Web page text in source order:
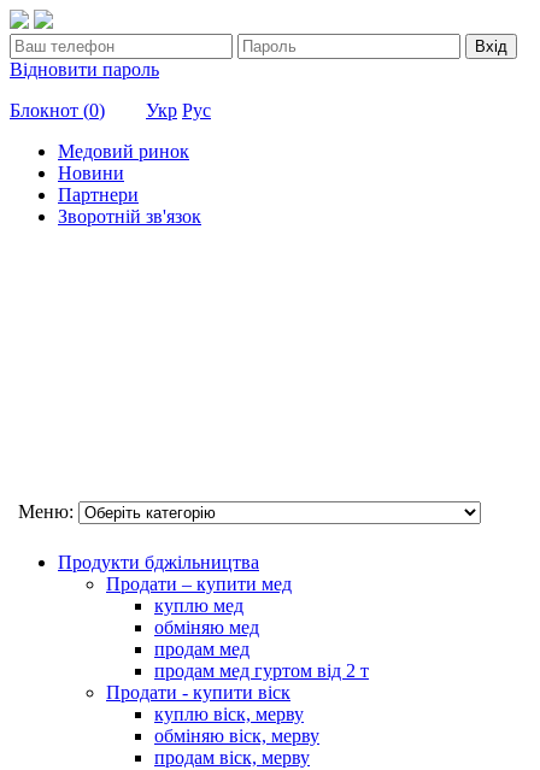
Вхід
Відновити пароль
Блокнот (0) Укр Рус
Медовий ринок
Новини
Партнери
Зворотній зв'язок
Меню:
Продукти бджільництва
Продати – купити мед
куплю мед
обміняю мед
продам мед
продам мед гуртом від 2 т
Продати - купити віск
куплю віск, мерву
обміняю віск, мерву
продам віск, мерву